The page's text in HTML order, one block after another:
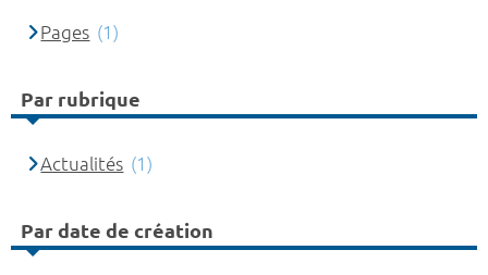
Pages (1)
Par rubrique
Actualités (1)
Par date de création